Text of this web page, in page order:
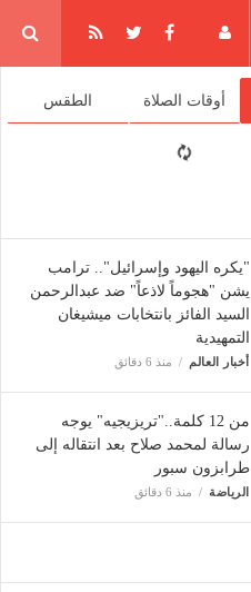
أوقات الصلاة الطقس
"يكره اليهود وإسرائيل".. ترامب
يشن "هجوماً لاذعاً" ضد عبدالرحمن
السيد الفائز بانتخابات ميشيغان
التمهيدية
أخبار العالم منذ 6 دقائق
من 12 كلمة.."تريزيجيه" يوجه
رسالة لمحمد صلاح بعد انتقاله إلى
طرابزون سبور
الرياضة منذ 6 دقائق